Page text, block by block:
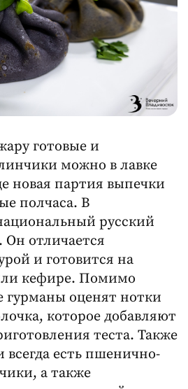
готовые и
можно в лавке
новая партия выпечки
полчаса. В
русский
Он отличается
и готовится на
кефире. Помимо
гурманы оценят нотки
которое добавляют
теста. Также
всегда есть пшенично-
а также